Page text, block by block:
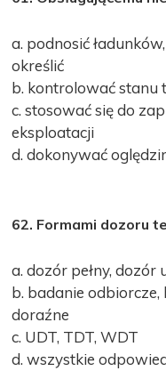
a. podnosić
określić
b. kontrolować stanu
c. stosować się do
eksploatacji
d. dokonywać
62. Formami dozoru
a. dozór pełny,
b. badanie
doraźne
c. UDT, TDT, WDT
d. wszystkie